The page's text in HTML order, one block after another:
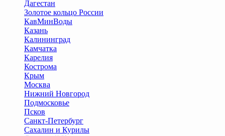
Дагестан
Золотое кольцо России
КавМинВоды
Казань
Калининград
Камчатка
Карелия
Кострома
Крым
Москва
Нижний Новгород
Подмосковье
Псков
Санкт-Петербург
Сахалин и Курилы